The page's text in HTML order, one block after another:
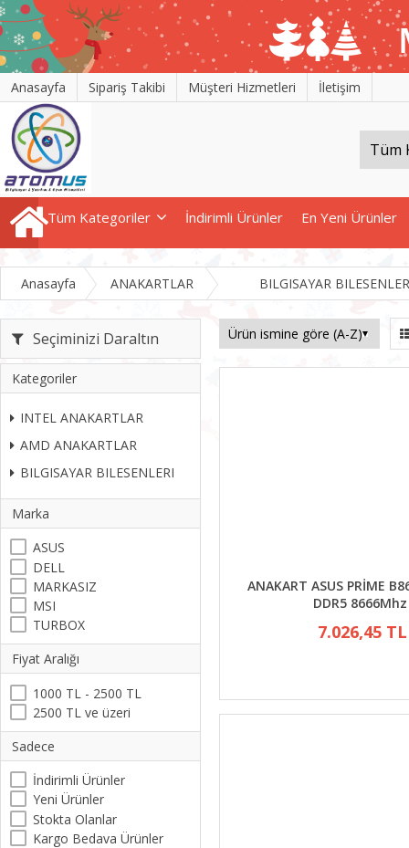
Anasayfa Sipariş Takibi Müşteri Hizmetleri İletişim
Tüm Kategoriler İndirimli Ürünler En Yeni Ürünler
Anasayfa ANAKARTLAR BILGISAYAR
Seçiminizi Daraltın
Kategoriler
INTEL ANAKARTLAR
AMD ANAKARTLAR
BILGISAYAR BILESENLERI
Marka
ASUS
DELL
MARKASIZ
MSI
TURBOX
Fiyat Aralığı
1000 TL - 2500 TL
2500 TL ve üzeri
Sadece
İndirimli Ürünler
Yeni Ürünler
Stokta Olanlar
Kargo Bedava Ürünler
ANAKART ASUS PRİME
DDR5 8666Mhz
7.026,45 TL